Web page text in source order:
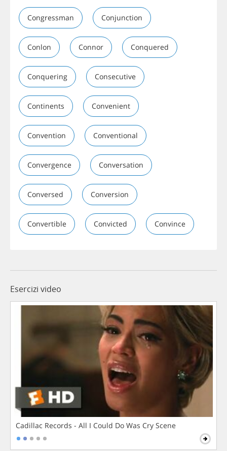
Congressman Conjunction
Conlon Connor Conquered
Conquering Consecutive
Continents Convenient
Convention Conventional
Convergence Conversation
Conversed Conversion
Convertible Convicted Convince
Esercizi video
Cadillac Records - All I Could Do Was Cry Scene